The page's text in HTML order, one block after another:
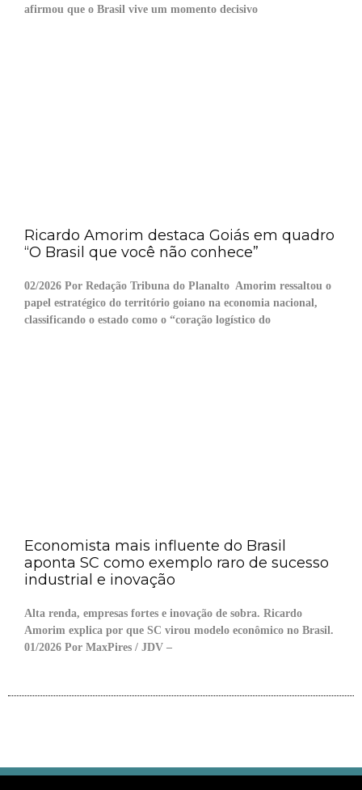
afirmou que o Brasil vive um momento decisivo
Ricardo Amorim destaca Goiás em quadro
“O Brasil que você não conhece”
02/2026 Por Redação Tribuna do Planalto Amorim ressaltou o
papel estratégico do território goiano na economia nacional,
classificando o estado como o “coração logístico do
Economista mais influente do Brasil
aponta SC como exemplo raro de sucesso
industrial e inovação
Alta renda, empresas fortes e inovação de sobra. Ricardo
Amorim explica por que SC virou modelo econômico no Brasil.
01/2026 Por MaxPires / JDV –